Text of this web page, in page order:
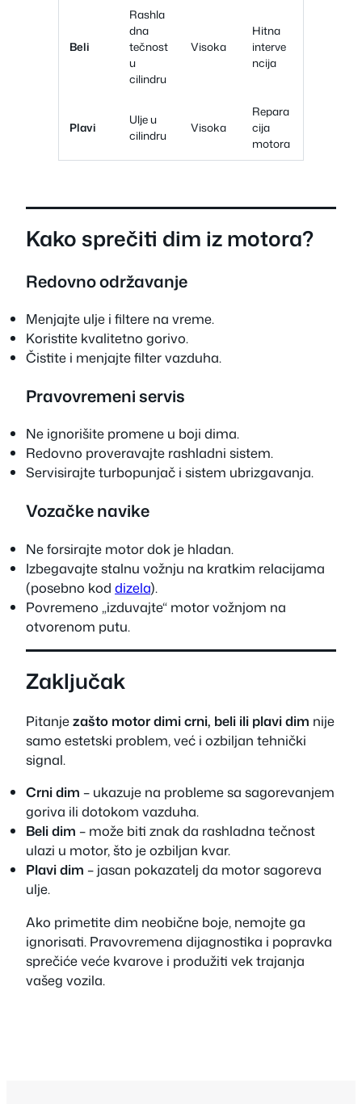
Beli
Rashla
dna
tečnost
u
cilindru
Visoka
Hitna
interve
ncija
Plavi
Ulje u
cilindru
Visoka
Repara
cija
motora
Kako sprečiti dim iz motora?
Redovno održavanje
Menjajte ulje i filtere na vreme.
Koristite kvalitetno gorivo.
Čistite i menjajte filter vazduha.
Pravovremeni servis
Ne ignorišite promene u boji dima.
Redovno proveravajte rashladni sistem.
Servisirajte turbopunjač i sistem ubrizgavanja.
Vozačke navike
Ne forsirajte motor dok je hladan.
Izbegavajte stalnu vožnju na kratkim relacijama
(posebno kod dizela).
Povremeno „izduvajte“ motor vožnjom na
otvorenom putu.
Zaključak
Pitanjezašto motor dimi crni, beli ili plavi dim nije
samo estetski problem, već i ozbiljan tehnički
signal.
Crni dim – ukazuje na probleme sa sagorevanjem
goriva ili dotokom vazduha.
Beli dim – može biti znak da rashladna tečnost
ulazi u motor, što je ozbiljan kvar.
Plavi dim – jasan pokazatelj da motor sagoreva
ulje.
Ako primetite dim neobične boje, nemojte ga
ignorisati. Pravovremena dijagnostika i popravka
sprečiće veće kvarove i produžiti vek trajanja
vašeg vozila.